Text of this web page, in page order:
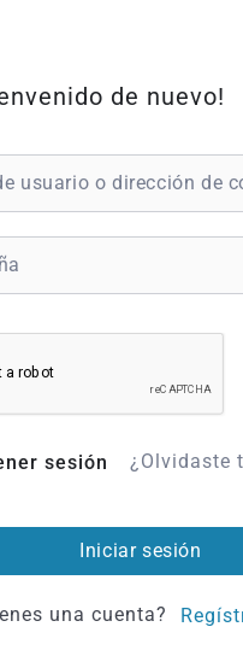
de nuevo!
sesión ¿Olvidaste
Iniciar sesión
una cuenta?